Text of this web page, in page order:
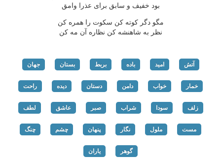
بود خفیف و سابق برای عذرا وامق
مگو دگر كوته كن سكوت را همره كن
نظر به شاهنشه كن نظاره آن مه كن
آتش امید باده بربط بستان جهان
خمار خواب دامن دستان دیده راحت
زلف سودا شراب صبر عاشق لطف
مست ملول نگار پنهان چشم چنگ
گوهر یاران